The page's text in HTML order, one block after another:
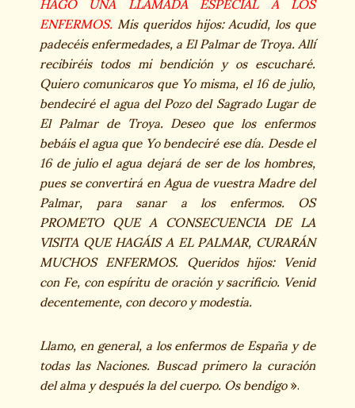
ENFERMOS.Mis queridos hijos: Acudid, los que
padecéis enfermedades, a El Palmar de Troya. Allí
recibiréis todos mi bendición y os escucharé.
Quiero comunicaros que Yo misma, el 16 de julio,
bendeciré el agua del Pozo del Sagrado Lugar de
El Palmar de Troya. Deseo que los enfermos
bebáis el agua que Yo bendeciré ese día. Desde el
16 de julio el agua dejará de ser de los hombres,
pues se convertirá en Agua de vuestra Madre del
Palmar, para sanar a los enfermos. OS
PROMETO QUE A CONSECUENCIA DE LA
VISITA QUE HAGÁIS A EL PALMAR, CURARÁN
MUCHOS ENFERMOS. Queridos hijos: Venid
con Fe, con espíritu de oración y sacrificio. Venid
decentemente, con decoro y modestia.
Llamo, en general, a los enfermos de España y de
todas las Naciones. Buscad primero la curación
del alma y después la del cuerpo. Os bendigo».